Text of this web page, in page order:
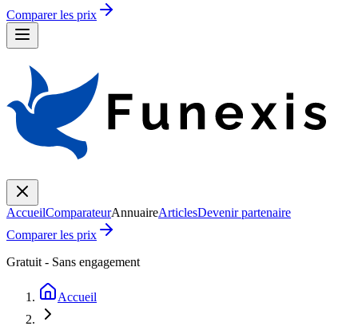
Comparer les prix
AccueilComparateurAnnuaireArticlesDevenir partenaire
Comparer les prix
Gratuit - Sans engagement
Accueil